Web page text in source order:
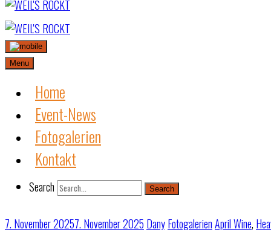
Skip
to
content
Menu
Home
Event-News
Fotogalerien
Kontakt
Search Search
7. November 20257. November 2025 DanyFotogalerienApril Wine,